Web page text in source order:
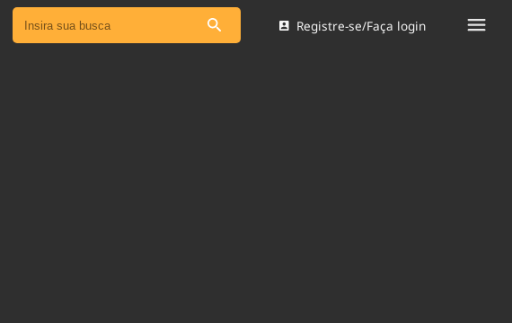
Ver todas as notícias
Registre-se/Faça login